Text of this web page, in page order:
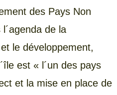
des Pays Non
de la
le développement,
est « l´un des pays
et la mise en place de